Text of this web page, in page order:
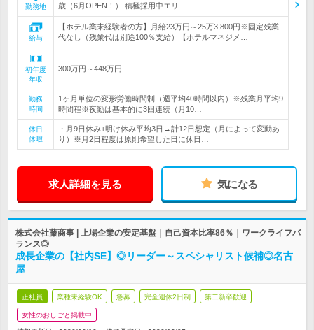
勤務地
歳（6月OPEN！） 積極採用中エリ…
給与
【ホテル業未経験者の方】月給23万円～25万3,800円※固定残業
代なし（残業代は別途100％支給）【ホテルマネジメ…
初年度
年収
300万円～448万円
勤務
時間
1ヶ月単位の変形労働時間制（週平均40時間以内）※残業月平均9
時間程※夜勤は基本的に3回連続（月10…
休日
休暇
・月9日休み+明け休み平均3日→計12日想定（月によって変動あ
り）※月2日程度は原則希望した日に休日…
求人詳細を見る 気になる
株式会社藤商事 | 上場企業の安定基盤｜自己資本比率86％｜ワークライフバ
ランス◎
成長企業の【社内SE】◎リーダー～スペシャリスト候補◎名古
屋
正社員 業種未経験OK 急募 完全週休2日制 第二新卒歓迎
女性のおしごと掲載中